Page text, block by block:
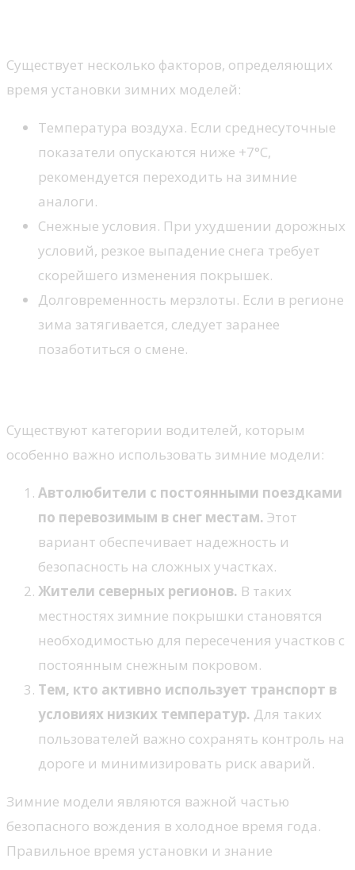
Существует несколько факторов, определяющих
время установки зимних моделей:
Температура воздуха. Если среднесуточные
показатели опускаются ниже +7°C,
рекомендуется переходить на зимние
аналоги.
Снежные условия. При ухудшении дорожных
условий, резкое выпадение снега требует
скорейшего изменения покрышек.
Долговременность мерзлоты. Если в регионе
зима затягивается, следует заранее
позаботиться о смене.
Существуют категории водителей, которым
особенно важно использовать зимние модели:
Автолюбители с постоянными поездками
по перевозимым в снег местам. Этот
вариант обеспечивает надежность и
безопасность на сложных участках.
Жители северных регионов. В таких
местностях зимние покрышки становятся
необходимостью для пересечения участков с
постоянным снежным покровом.
Тем, кто активно использует транспорт в
условиях низких температур. Для таких
пользователей важно сохранять контроль на
дороге и минимизировать риск аварий.
Зимние модели являются важной частью
безопасного вождения в холодное время года.
Правильное время установки и знание